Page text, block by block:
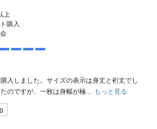
上
購入
入しました。サイズの表示は身丈と裄丈でし
のですが、一枚は身幅が極...
もっと見る
0